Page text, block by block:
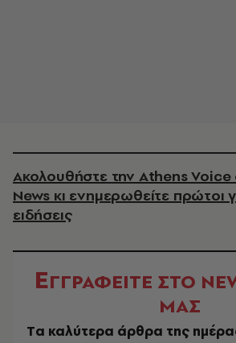
Ακολουθήστε την Athens
News κι ενημερωθείτε πρώτοι
ειδήσεις
ΕΓΓΡΑΦΕΙΤΕ ΣΤΟ
ΜΑΣ
Tα καλύτερα άρθρα της